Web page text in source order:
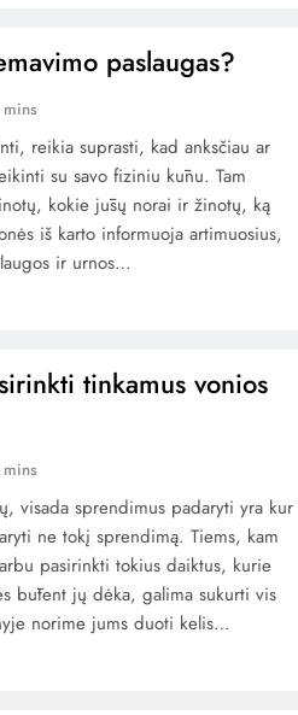
paslaugas?
reikia suprasti, kad anksčiau ar
su savo fiziniu kūnu. Tam
kokie jūsų norai ir žinotų, ką
iš karto informuoja artimuosius,
ir urnos…
tinkamus vonios
visada sprendimus padaryti yra kur
ne tokį sprendimą. Tiems, kam
pasirinkti tokius daiktus, kurie
būtent jų dėka, galima sukurti vis
norime jums duoti kelis…